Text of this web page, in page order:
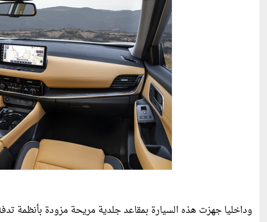
وداخليا جهزت هذه السيارة بمقاعد جلدية مريحة مزودة بأنظمة